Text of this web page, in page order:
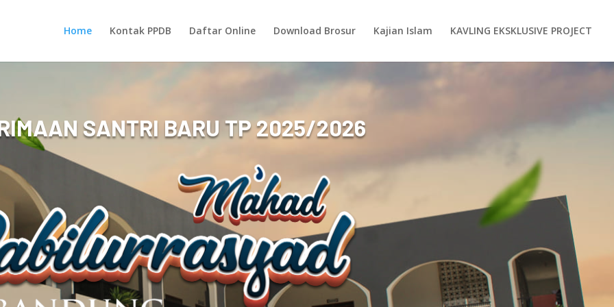
Home Kontak PPDB Daftar Online Download Brosur Kajian Islam KAVLING EKSKLUSIVE PROJECT
SANTRI BARU TP 2025/2026